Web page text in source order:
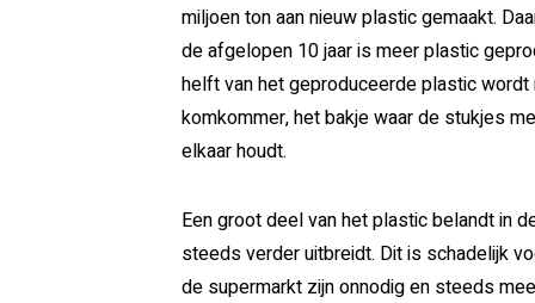
miljoen ton aan nieuw plastic gemaakt.
de afgelopen 10 jaar is meer plastic
helft van het geproduceerde plastic
komkommer, het bakje waar de stukjes
elkaar houdt.
Een groot deel van het plastic belandt in
steeds verder uitbreidt. Dit is schadelijk
de supermarkt zijn onnodig en steeds